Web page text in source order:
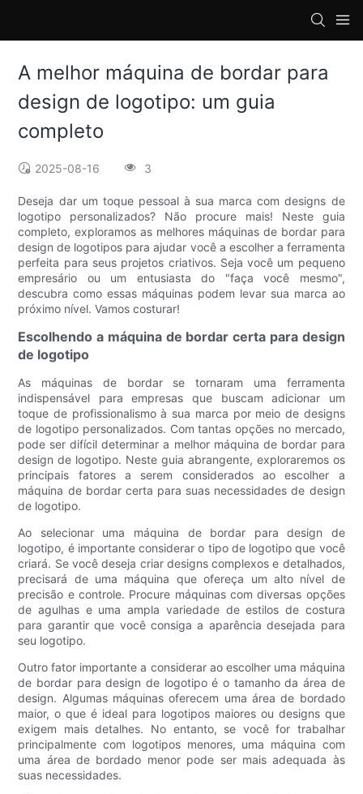
A melhor máquina de bordar para
design de logotipo: um guia
completo
2025-08-16 3
Deseja dar um toque pessoal à sua marca com designs de
logotipo personalizados? Não procure mais! Neste guia
completo, exploramos as melhores máquinas de bordar para
design de logotipos para ajudar você a escolher a ferramenta
perfeita para seus projetos criativos. Seja você um pequeno
empresário ou um entusiasta do "faça você mesmo",
descubra como essas máquinas podem levar sua marca ao
próximo nível. Vamos costurar!
Escolhendo a máquina de bordar certa para design
de logotipo
As máquinas de bordar se tornaram uma ferramenta
indispensável para empresas que buscam adicionar um
toque de profissionalismo à sua marca por meio de designs
de logotipo personalizados. Com tantas opções no mercado,
pode ser difícil determinar a melhor máquina de bordar para
design de logotipo. Neste guia abrangente, exploraremos os
principais fatores a serem considerados ao escolher a
máquina de bordar certa para suas necessidades de design
de logotipo.
Ao selecionar uma máquina de bordar para design de
logotipo, é importante considerar o tipo de logotipo que você
criará. Se você deseja criar designs complexos e detalhados,
precisará de uma máquina que ofereça um alto nível de
precisão e controle. Procure máquinas com diversas opções
de agulhas e uma ampla variedade de estilos de costura
para garantir que você consiga a aparência desejada para
seu logotipo.
Outro fator importante a considerar ao escolher uma máquina
de bordar para design de logotipo é o tamanho da área de
design. Algumas máquinas oferecem uma área de bordado
maior, o que é ideal para logotipos maiores ou designs que
exigem mais detalhes. No entanto, se você for trabalhar
principalmente com logotipos menores, uma máquina com
uma área de bordado menor pode ser mais adequada às
suas necessidades.